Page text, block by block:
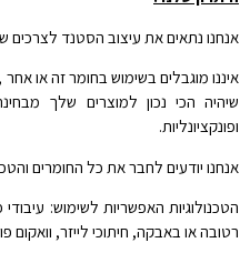
אנחנו נתאים את עיצוב הסטנד
איננו מוגבלים בשימוש בחומר זה או
שיהיה הכי נכון למוצרים שלך
ופונקציונליות.
אנחנו יודעים לחבר את כל החומרים
הטכנולוגיות האפשריות לשימוש:
רטובה או באבקה, חיתוכי לייזר, וואקום